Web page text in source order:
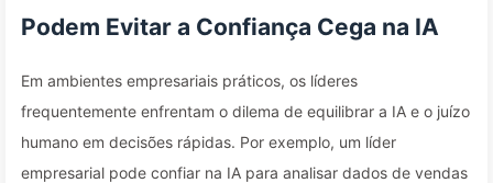
Podem Evitar a Confiança Cega na IA
Em ambientes empresariais práticos, os líderes
frequentemente enfrentam o dilema de equilibrar a IA e o juízo
humano em decisões rápidas. Por exemplo, um líder
empresarial pode confiar na IA para analisar dados de vendas